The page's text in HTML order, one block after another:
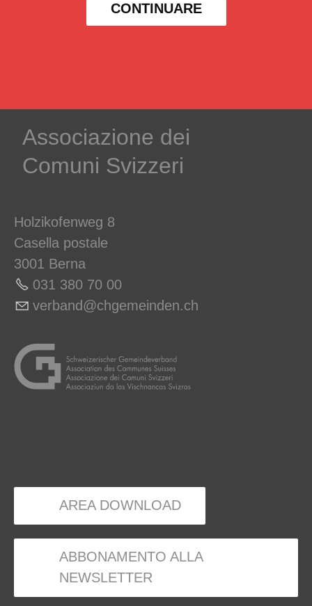
CONTINUARE
Associazione dei
Comuni Svizzeri
Holzikofenweg 8
Casella postale
3001 Berna
031 380 70 00
v rb nd chg m nd n ch
AREA DOWNLOAD
ABBONAMENTO ALLA
NEWSLETTER